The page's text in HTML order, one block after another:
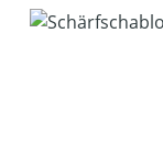
Bildergalerie